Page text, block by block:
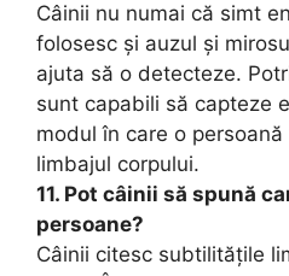
Câinii nu numai că simt
folosesc și auzul și
ajuta să o detecteze.
sunt capabili să capteze
modul în care o
limbajul corpului.
11. Pot câinii să spună
persoane?
Câinii citesc subtilitățile